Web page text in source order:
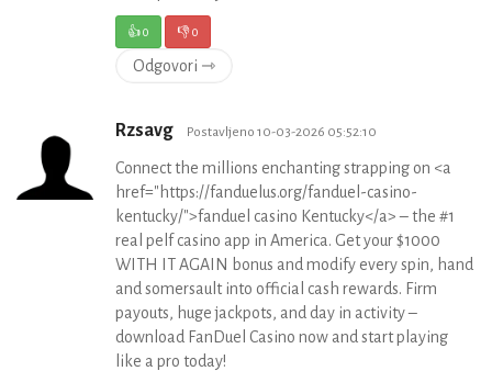
👍0 👎0
Odgovori ⇾
Rzsavg Postavljeno 10-03-2026 05:52:10
Connect the millions enchanting strapping on <a
href="https://fanduelus.org/fanduel-casino-
kentucky/">fanduel casino Kentucky</a> – the #1
real pelf casino app in America. Get your $1000
WITH IT AGAIN bonus and modify every spin, hand
and somersault into official cash rewards. Firm
payouts, huge jackpots, and day in activity –
download FanDuel Casino now and start playing
like a pro today!